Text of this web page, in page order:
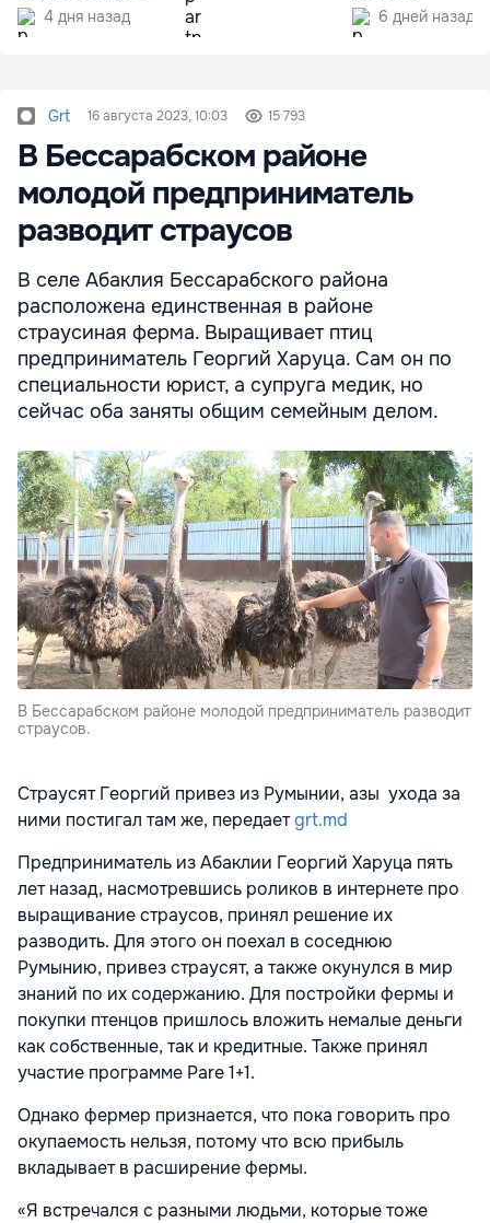
4 дня назад
6 дней назад
Grt 16 августа 2023, 10:03 15 793
В Бессарабском районе
молодой предприниматель
разводит страусов
В селе Абаклия Бессарабского района
расположена единственная в районе
страусиная ферма. Выращивает птиц
предприниматель Георгий Харуца. Сам он по
специальности юрист, а супруга медик, но
сейчас оба заняты общим семейным делом.
В Бессарабском районе молодой предприниматель разводит
страусов.
Страусят Георгий привез из Румынии, азы ухода за
ними постигал там же, передаетgrt.md
Предприниматель из Абаклии Георгий Харуца пять
лет назад, насмотревшись роликов в интернете про
выращивание страусов, принял решение их
разводить. Для этого он поехал в соседнюю
Румынию, привез страусят, а также окунулся в мир
знаний по их содержанию. Для постройки фермы и
покупки птенцов пришлось вложить немалые деньги
как собственные, так и кредитные. Также принял
участие программе Pare 1+1.
Однако фермер признается, что пока говорить про
окупаемость нельзя, потому что всю прибыль
вкладывает в расширение фермы.
«Я встречался с разными людьми, которые тоже